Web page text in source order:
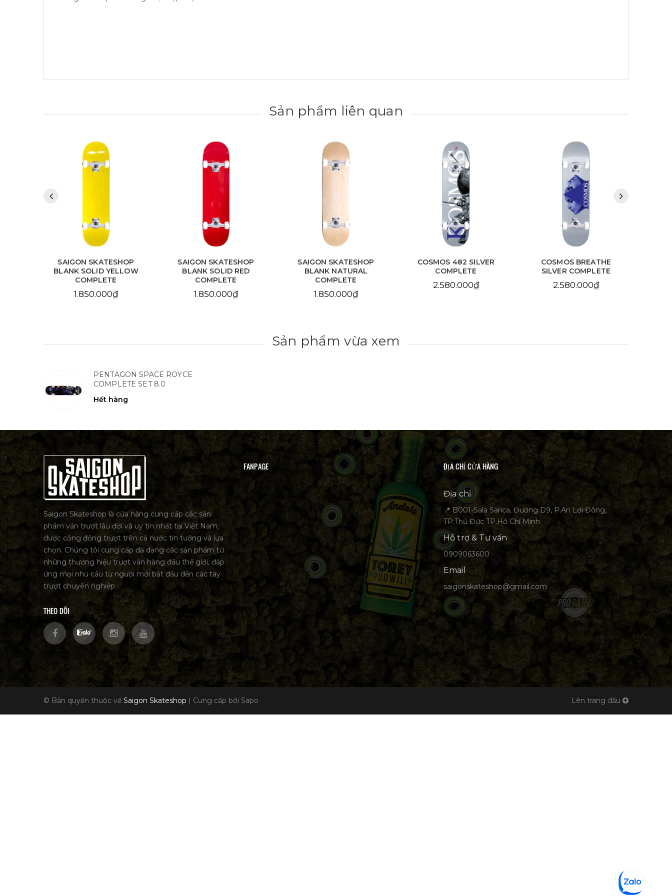
Sản phẩm liên quan
SAIGON SKATESHOP
BLANK SOLID RED
COMPLETE
1.850.000₫
SAIGON SKATESHOP
BLANK NATURAL
COMPLETE
1.850.000₫
COSMOS 482 SILVER
COMPLETE
2.580.000₫
COSMOS BREATHE
SILVER COMPLETE
2.580.000₫
COSMOS PRIME SILVER
COMPLETE
2.580.000₫
Sản phẩm vừa xem
PENTAGON SPACE ROYCE
COMPLETE SET 8.0
Hết hàng
Saigon Skateshop là cửa hàng cung cấp các sản
phẩm ván trượt lâu đời và uy tín nhất tại Việt Nam,
được cộng đồng trượt trên cả nước tin tưởng và lựa
chọn. Chúng tôi cung cấp đa dạng các sản phẩm từ
những thương hiệu trượt ván hàng đầu thế giới, đáp
ứng mọi nhu cầu từ người mới bắt đầu đến các tay
trượt chuyên nghiệp.
THEO DÕI
FANPAGE ĐỊA CHỈ CỬA HÀNG
Địa chỉ
📍 B001-Sala Sarica, Đường D9, P.An Lợi Đông,
TP.Thủ Đức TP.Hồ Chí Minh
Hỗ trợ & Tư vấn
0909063600
Email
saigonskateshop@gmail.com
© Bản quyền thuộc về Saigon Skateshop | Cung cấp bởi Sapo Lên trang đầu